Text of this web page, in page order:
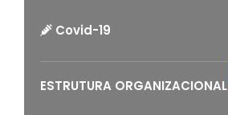
Covid-19
ESTRUTURA ORGANIZACIONAL